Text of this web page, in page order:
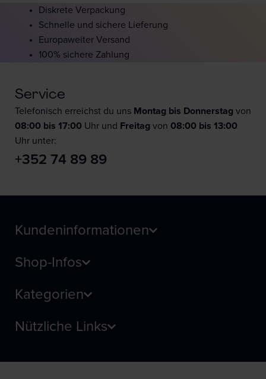
Diskrete Verpackung
Schnelle und sichere Lieferung
Europaweiter Versand
100% sichere Zahlung
Service
Telefonisch erreichst du uns Montag bis Donnerstag von
08:00 bis 17:00 Uhr und Freitag von 08:00 bis 13:00
Uhr unter:
+352 74 89 89
Kundeninformationen
Shop-Infos
Kategorien
Nützliche Links